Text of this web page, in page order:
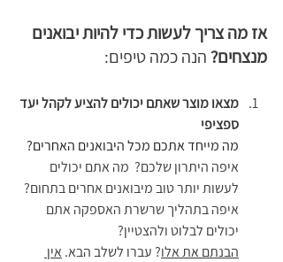
אז מה צריך לעשות כדי להיות יבואנים
מנצחים? הנה כמה טיפים:
מצאו מוצר שאתם יכולים להציע לקהל יעד
ספציפי
מה מייחד אתכם מכל היבואנים האחרים?
איפה היתרון שלכם?  מה אתם יכולים
לעשות יותר טוב מיבואנים אחרים בתחום?
איפה בתהליך שרשרת האספקה אתם
יכולים לבלוט ולהצטיין?
הבנתם את אלו? עברו לשלב הבא. אין